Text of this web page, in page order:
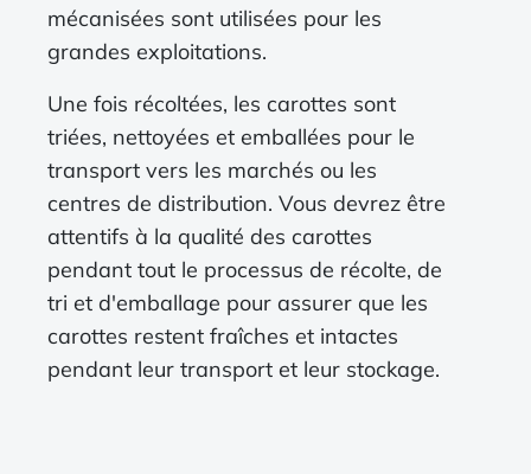
mécanisées sont utilisées pour les
grandes exploitations.
Une fois récoltées, les carottes sont
triées, nettoyées et emballées pour le
transport vers les marchés ou les
centres de distribution. Vous devrez être
attentifs à la qualité des carottes
pendant tout le processus de récolte, de
tri et d'emballage pour assurer que les
carottes restent fraîches et intactes
pendant leur transport et leur stockage.